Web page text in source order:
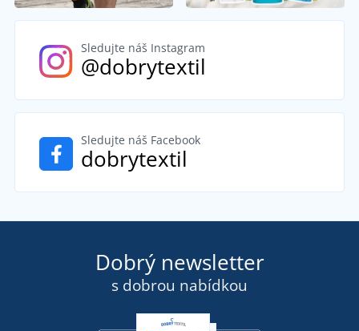
Sledujte náš Instagram
@dobrytextil
Sledujte náš Facebook
dobrytextil
Dobrý newsletter
s dobrou nabídkou